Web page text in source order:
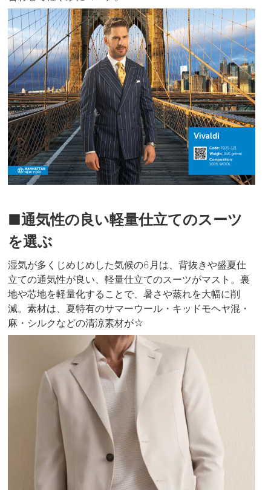
■通気性の良い軽量仕立てのスーツ
を選ぶ
湿気が多くじめじめした気候の6月は、背抜きや盛夏仕
立ての通気性が良い、軽量仕立てのスーツがマスト。裏
地や芯地を軽量化することで、暑さや蒸れを大幅に削
減。素材は、夏特有のサマーウール・キッドモヘヤ混・
麻・シルクなどの清涼素材が☆